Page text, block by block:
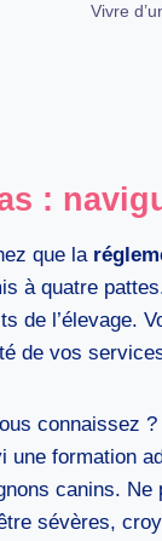
Vivre
:
que la
à quatre
de l’élevage.
de vos
connaissez
une formation
canins.
sévères,